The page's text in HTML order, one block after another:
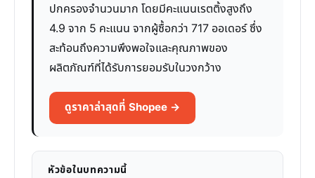
ปกครองจำนวนมาก โดยมีคะแนนเรตติ้งสูงถึง
4.9 จาก 5 คะแนน จากผู้ซื้อกว่า 717 ออเดอร์ ซึ่ง
สะท้อนถึงความพึงพอใจและคุณภาพของ
ผลิตภัณฑ์ที่ได้รับการยอมรับในวงกว้าง
ดูราคาล่าสุดที่ Shopee →
หัวข้อในบทความนี้